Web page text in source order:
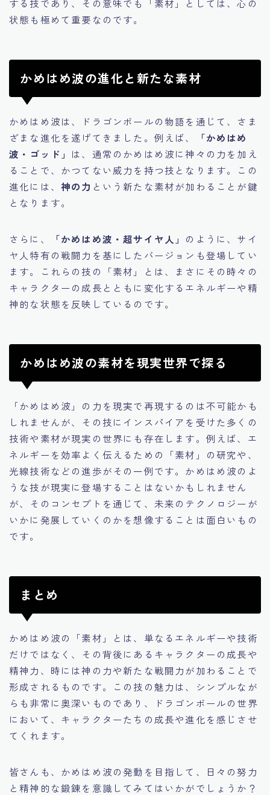
する技であり、その意味でも「素材」としては、心の
状態も極めて重要なのです。
かめはめ波の進化と新たな素材
かめはめ波は、ドラゴンボールの物語を通じて、さま
ざまな進化を遂げてきました。例えば、
「かめはめ
波・ゴッド」 は、通常のかめはめ波に神々の力を加え
ることで、かつてない威力を持つ技となります。この
進化には、 神の力 という新たな素材が加わることが鍵
となります。
さらに、 「かめはめ波・超サイヤ人」 のように、サイ
ヤ人特有の戦闘力を基にしたバージョンも登場してい
ます。これらの技の「素材」とは、まさにその時々の
キャラクターの成長とともに変化するエネルギーや精
神的な状態を反映しているのです。
かめはめ波の素材を現実世界で探る
「かめはめ波」の力を現実で再現するのは不可能かも
しれませんが、その技にインスパイアを受けた多くの
技術や素材が現実の世界にも存在します。例えば、エ
ネルギーを効率よく伝えるための「素材」の研究や、
光線技術などの進歩がその一例です。かめはめ波のよ
うな技が現実に登場することはないかもしれません
が、そのコンセプトを通じて、未来のテクノロジーが
いかに発展していくのかを想像することは面白いもの
です。
まとめ
かめはめ波の「素材」とは、単なるエネルギーや技術
だけではなく、その背後にあるキャラクターの成長や
精神力、時には神の力や新たな戦闘力が加わることで
形成されるものです。この技の魅力は、シンプルなが
らも非常に奥深いものであり、ドラゴンボールの世界
において、キャラクターたちの成長や進化を感じさせ
てくれます。
皆さんも、かめはめ波の発動を目指して、日々の努力
と精神的な鍛錬を意識してみてはいかがでしょうか？